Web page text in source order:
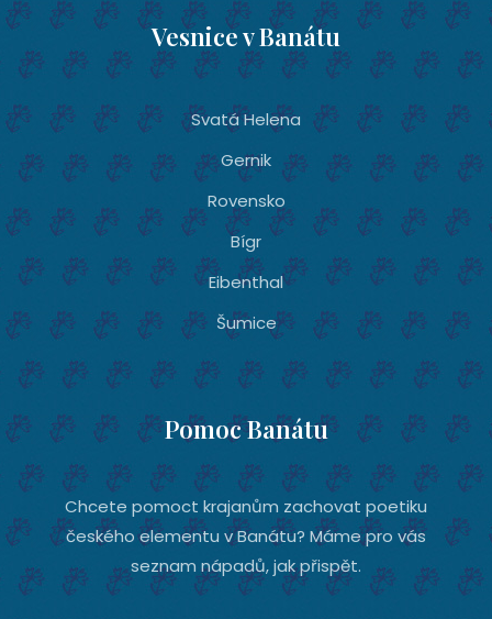
Vesnice v Banátu
Svatá Helena
Gernik
Rovensko
Bígr
Eibenthal
Šumice
Pomoc Banátu
Chcete pomoct krajanům zachovat poetiku
českého elementu v Banátu? Máme pro vás
seznam nápadů, jak přispět.